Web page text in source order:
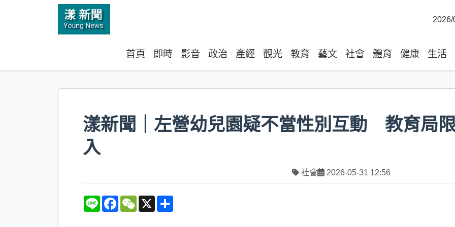
2026/
首頁 即時 影音 政治 產經 觀光 教育 藝文 社會 體育 健康 生活
漾新聞｜左營幼兒園疑不當性別互動 教育局
入
社會 2026-05-31 12:56
L
F
W
X